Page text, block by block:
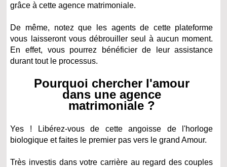
grâce à cette agence matrimoniale.
De même, notez que les agents de cette plateforme
vous laisseront vous débrouiller seul à aucun moment.
En effet, vous pourrez bénéficier de leur assistance
durant tout le processus.
Pourquoi chercher l'amour
dans une agence
matrimoniale ?
Yes ! Libérez-vous de cette angoisse de l'horloge
biologique et faites le premier pas vers le grand Amour.
Très investis dans votre carrière au regard des couples